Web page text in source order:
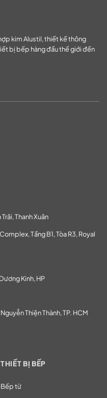
kim Alustil, thiết kế thông
bị bếp hàng đầu thế giới đến
Thanh Xuân
Tầng B1, Tòa R3, Royal
Kinh, HP
Thiện Thành, TP. HCM
THIẾT BỊ BẾP
Bếp từ